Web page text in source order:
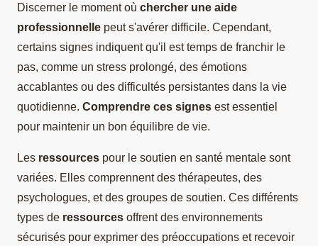
Discerner le moment où chercher une aide
professionnelle peut s'avérer difficile. Cependant,
certains signes indiquent qu'il est temps de franchir le
pas, comme un stress prolongé, des émotions
accablantes ou des difficultés persistantes dans la vie
quotidienne. Comprendre ces signes est essentiel
pour maintenir un bon équilibre de vie.
Les ressources pour le soutien en santé mentale sont
variées. Elles comprennent des thérapeutes, des
psychologues, et des groupes de soutien. Ces différents
types de ressources offrent des environnements
sécurisés pour exprimer des préoccupations et recevoir